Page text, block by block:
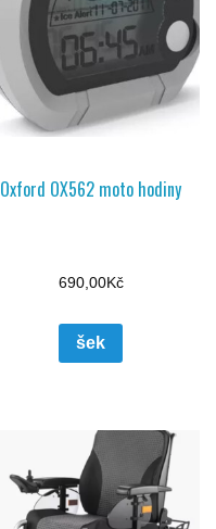
Oxford OX562 moto hodiny
690,00Kč
šek